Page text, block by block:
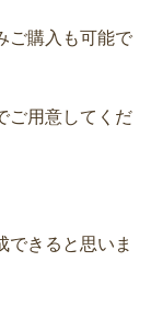
ご購入も可能で
ご用意してくだ
できると思いま